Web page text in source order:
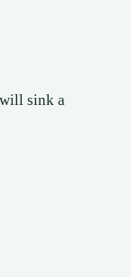
sink a